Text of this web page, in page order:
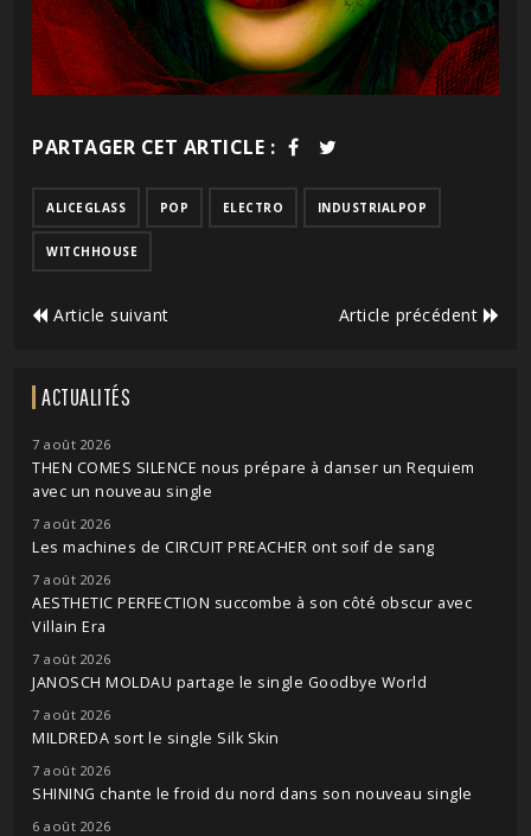
PARTAGER CET ARTICLE :
ALICEGLASS POP ELECTRO INDUSTRIALPOP
WITCHHOUSE
Article suivant Article précédent
ACTUALITÉS
7 août 2026
THEN COMES SILENCE nous prépare à danser un Requiem
avec un nouveau single
7 août 2026
Les machines de CIRCUIT PREACHER ont soif de sang
7 août 2026
AESTHETIC PERFECTION succombe à son côté obscur avec
Villain Era
7 août 2026
JANOSCH MOLDAU partage le single Goodbye World
7 août 2026
MILDREDA sort le single Silk Skin
7 août 2026
SHINING chante le froid du nord dans son nouveau single
6 août 2026